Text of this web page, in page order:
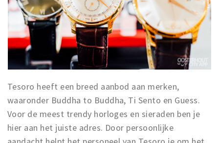
Tesoro heeft een breed aanbod aan merken,
waaronder Buddha to Buddha, Ti Sento en Guess.
Voor de meest trendy horloges en sieraden ben je
hier aan het juiste adres. Door persoonlijke